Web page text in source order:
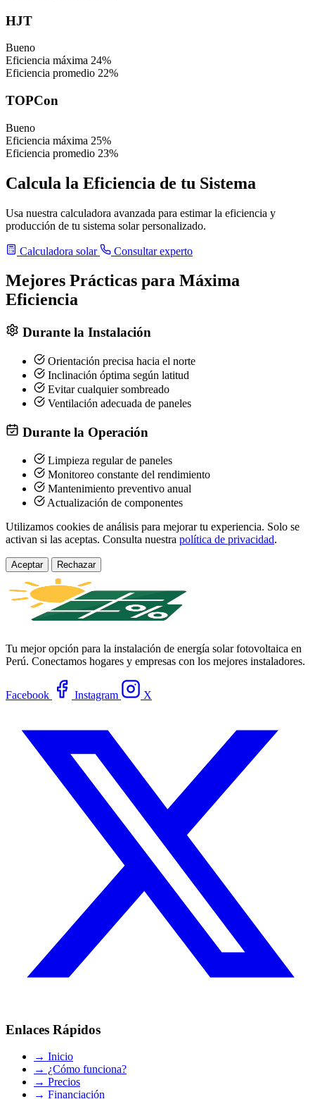
HJT
Bueno
Eficiencia máxima 24%
Eficiencia promedio 22%
TOPCon
Bueno
Eficiencia máxima 25%
Eficiencia promedio 23%
Calcula la Eficiencia de tu Sistema
Usa nuestra calculadora avanzada para estimar la eficiencia y
producción de tu sistema solar personalizado.
Calculadora solar Consultar experto
Mejores Prácticas para Máxima
Eficiencia
Durante la Instalación
Orientación precisa hacia el norte
Inclinación óptima según latitud
Evitar cualquier sombreado
Ventilación adecuada de paneles
Durante la Operación
Limpieza regular de paneles
Monitoreo constante del rendimiento
Mantenimiento preventivo anual
Actualización de componentes
Utilizamos cookies de análisis para mejorar tu experiencia. Solo se
activan si las aceptas. Consulta nuestra política de privacidad.
Aceptar Rechazar
Tu mejor opción para la instalación de energía solar fotovoltaica en
Perú. Conectamos hogares y empresas con los mejores instaladores.
Facebook Instagram X
Enlaces Rápidos
→ Inicio
→ ¿Cómo funciona?
→ Precios
→ Financiación